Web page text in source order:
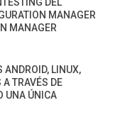
DEL
MANAGER
MANAGER
ANDROID, LINUX,
TRAVÉS DE
UNA ÚNICA